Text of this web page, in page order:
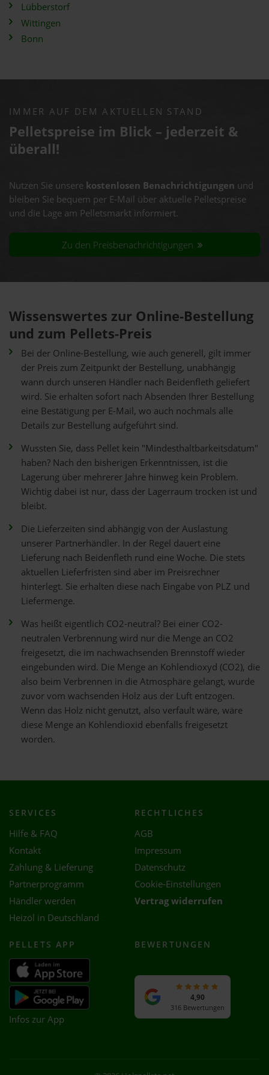
Lübberstorf
Wittingen
Bonn
IMMER AUF DEM AKTUELLEN STAND
Pelletspreise im Blick – jederzeit &
überall!
Nutzen Sie unsere kostenlosen Benachrichtigungen und
bleiben Sie bequem per E-Mail über aktuelle Pelletspreise
und die Lage am Pelletsmarkt informiert.
Zu den Preisbenachrichtigungen
Wissenswertes zur Online-Bestellung
und zum Pellets-Preis
Bei der Online-Bestellung, wie auch generell, gilt immer
der Preis zum Zeitpunkt der Bestellung, unabhängig
wann durch unseren Händler nach Beidenfleth geliefert
wird. Sie erhalten sofort nach Absenden Ihrer Bestellung
eine Bestätigung per E-Mail, wo auch nochmals alle
Details zur Bestellung aufgeführt sind.
Wussten Sie, dass Pellet kein "Mindesthaltbarkeitsdatum"
haben? Nach den bisherigen Erkenntnissen, ist die
Lagerung über mehrerer Jahre hinweg kein Problem.
Wichtig dabei ist nur, dass der Lagerraum trocken ist und
bleibt.
Die Lieferzeiten sind abhängig von der Auslastung
unserer Partnerhändler. In der Regel dauert eine
Lieferung nach Beidenfleth rund eine Woche. Die stets
aktuellen Lieferfristen sind aber im Preisrechner
hinterlegt. Sie erhalten diese nach Eingabe von PLZ und
Liefermenge.
Was heißt eigentlich CO2-neutral? Bei einer CO2-
neutralen Verbrennung wird nur die Menge an CO2
freigesetzt, die im nachwachsenden Brennstoff wieder
eingebunden wird. Die Menge an Kohlendioxyd (CO2), die
also beim Verbrennen in die Atmosphäre gelangt, wurde
zuvor vom wachsenden Holz aus der Luft entzogen.
Wenn das Holz nicht genutzt, also verfault wäre, wäre
diese Menge an Kohlendioxid ebenfalls freigesetzt
worden.
SERVICES
Hilfe & FAQ
Kontakt
Zahlung & Lieferung
Partnerprogramm
Händler werden
Heizöl in Deutschland
RECHTLICHES
AGB
Impressum
Datenschutz
Cookie-Einstellungen
Vertrag widerrufen
PELLETS APP
Infos zur App
BEWERTUNGEN
4,90
316 Bewertungen